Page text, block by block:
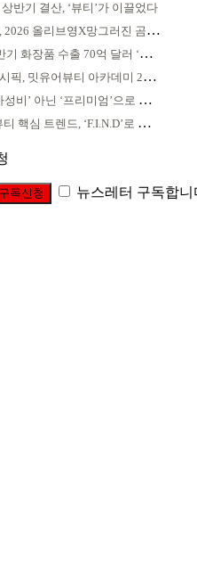
반기 결산, ‘뷰티’가 이끌었다
올리브영X망그러진 곰 콜라보
화장품 수출 70억 달러 ‘역대 최고’
, 밋유어뷰티 아카데미 2기 발대식
’ 아닌 ‘프리미엄’으로 승부걸어야
핵심 트렌드, ‘F.I.N.D’로 읽는다
구독신청 뉴스레터 구독합니